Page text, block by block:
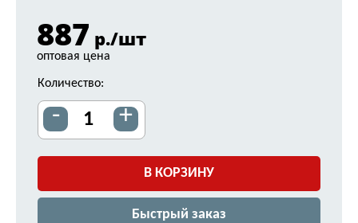
887 р./шт
оптовая цена
Количество:
- +
В КОРЗИНУ
Быстрый заказ